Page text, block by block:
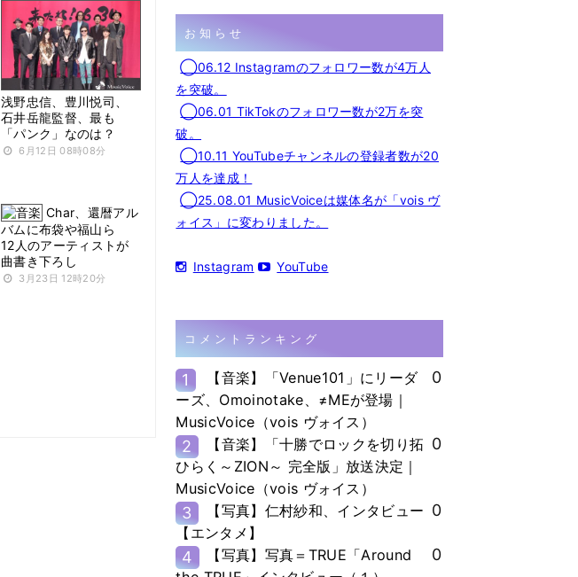
浅野忠信、豊川悦司、
石井岳龍監督、最も
「パンク」なのは？
6月12日 08時08分
Char、還暦アル
バムに布袋や福山ら
12人のアーティストが
曲書き下ろし
3月23日 12時20分
お知らせ
◯06.12 Instagramのフォロワー数が4万人
を突破。
◯06.01 TikTokのフォロワー数が2万を突
破。
◯10.11 YouTubeチャンネルの登録者数が20
万人を達成！
◯25.08.01 MusicVoiceは媒体名が「vois ヴ
ォイス」に変わりました。
Instagram YouTube
コメントランキング
1
【音楽】「Venue101」にリーダ
ーズ、Omoinotake、≠MEが登場｜
MusicVoice（vois ヴォイス）
0
2
【音楽】「十勝でロックを切り拓
ひらく～ZION～ 完全版」放送決定｜
MusicVoice（vois ヴォイス）
0
3
【写真】仁村紗和、インタビュー
【エンタメ】
0
4
【写真】写真＝TRUE「Around
0